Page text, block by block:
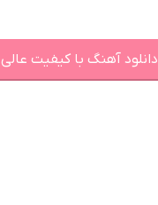
دانلود آهنگ با کیفیت عالی 320